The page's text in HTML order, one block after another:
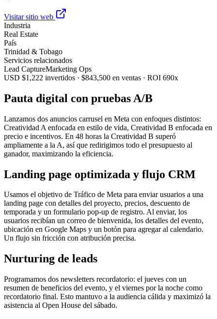
Visitar sitio web
Industria
Real Estate
País
Trinidad & Tobago
Servicios relacionados
Lead CaptureMarketing Ops
USD $1,222 invertidos · $843,500 en ventas · ROI 690x
Pauta digital con pruebas A/B
Lanzamos dos anuncios carrusel en Meta con enfoques distintos:
Creatividad A enfocada en estilo de vida, Creatividad B enfocada en
precio e incentivos. En 48 horas la Creatividad B superó
ampliamente a la A, así que redirigimos todo el presupuesto al
ganador, maximizando la eficiencia.
Landing page optimizada y flujo CRM
Usamos el objetivo de Tráfico de Meta para enviar usuarios a una
landing page con detalles del proyecto, precios, descuento de
temporada y un formulario pop-up de registro. Al enviar, los
usuarios recibían un correo de bienvenida, los detalles del evento,
ubicación en Google Maps y un botón para agregar al calendario.
Un flujo sin fricción con atribución precisa.
Nurturing de leads
Programamos dos newsletters recordatorio: el jueves con un
resumen de beneficios del evento, y el viernes por la noche como
recordatorio final. Esto mantuvo a la audiencia cálida y maximizó la
asistencia al Open House del sábado.